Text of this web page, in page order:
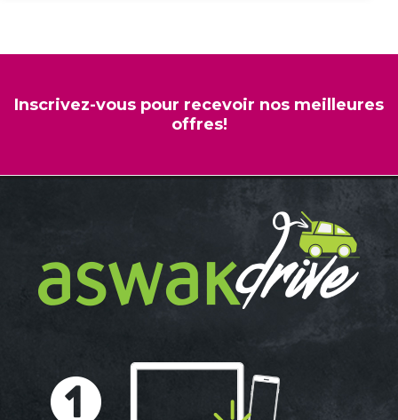
Inscrivez-vous pour recevoir nos meilleures
offres!